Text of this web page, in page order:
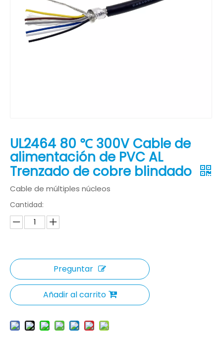
UL2464 80 ℃ 300V Cable de
alimentación de PVC AL
Trenzado de cobre blindado
Cable de múltiples núcleos
Cantidad:
Preguntar
Añadir al carrito